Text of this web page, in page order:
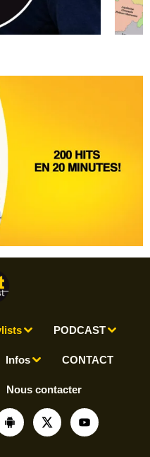
PODCAST
Infos CONTACT
Nous contacter